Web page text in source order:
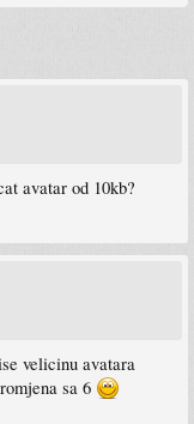
avatar od 10kb?
velicinu avatara
sa 6